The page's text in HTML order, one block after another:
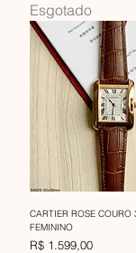
Esgotado
CARTIER ROSE COURO
FEMININO
Preço
R$ 1.599,00